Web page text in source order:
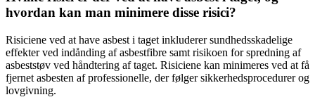
hvordan kan man minimere disse risici?
Risiciene ved at have asbest i taget inkluderer sundhedsskadelige
effekter ved indånding af asbestfibre samt risikoen for spredning af
asbeststøv ved håndtering af taget. Risiciene kan minimeres ved at få
fjernet asbesten af professionelle, der følger sikkerhedsprocedurer og
lovgivning.